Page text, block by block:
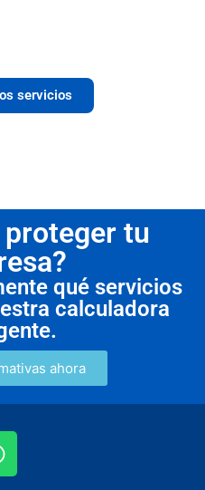
servicios
tu
qué servicios
calculadora
ahora